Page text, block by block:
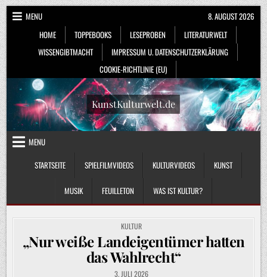
Skip
to
content
MENU
HOME
TOPPEBOOKS LESEPROBEN
LITERATURWELT
WISSENGIBTMACHT
IMPRESSUM U. DATENSCHUTZERKLÄRUNG
COOKIE-RICHTLINIE (EU)
8. AUGUST 2026
KunstKulturwelt.de
MENU
STARTSEITE
SPIELFILMVIDEOS KULTURVIDEOS KUNST
MUSIK FEUILLETON WAS IST KULTUR?
POSTED
IN
KULTUR
„Nur weiße Landeigentümer hatten
das Wahlrecht“
3. JULI 2026